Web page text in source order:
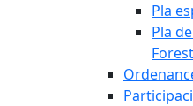
Pla
Pla